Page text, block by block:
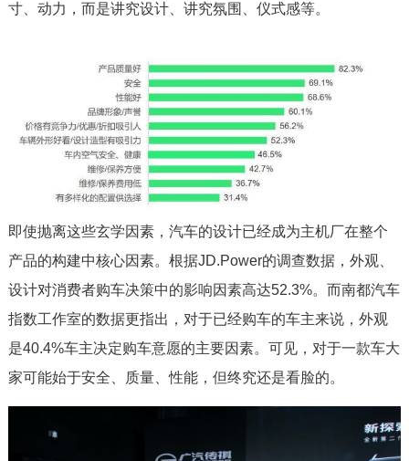
寸、动力，而是讲究设计、讲究氛围、仪式感等。
即使抛离这些玄学因素，汽车的设计已经成为主机厂在整个
产品的构建中核心因素。根据JD.Power的调查数据，外观、
设计对消费者购车决策中的影响因素高达52.3%。而南都汽车
指数工作室的数据更指出，对于已经购车的车主来说，外观
是40.4%车主决定购车意愿的主要因素。可见，对于一款车大
家可能始于安全、质量、性能，但终究还是看脸的。